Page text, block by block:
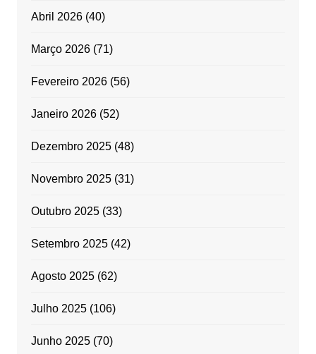
Abril 2026(40)
Março 2026(71)
Fevereiro 2026(56)
Janeiro 2026(52)
Dezembro 2025(48)
Novembro 2025(31)
Outubro 2025(33)
Setembro 2025(42)
Agosto 2025(62)
Julho 2025(106)
Junho 2025(70)